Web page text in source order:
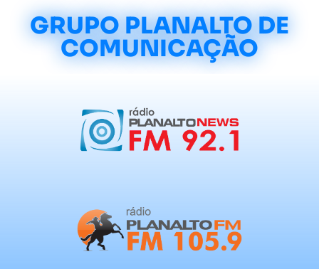
GRUPO PLANALTO DE
COMUNICAÇÃO